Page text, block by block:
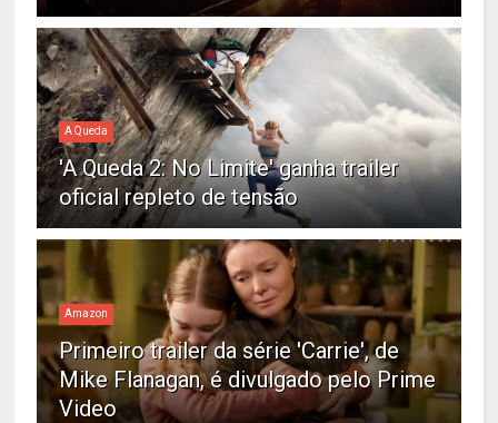
A Queda
'A Queda 2: No Limite' ganha trailer
oficial repleto de tensão
Amazon
Primeiro trailer da série 'Carrie', de
Mike Flanagan, é divulgado pelo Prime
Video